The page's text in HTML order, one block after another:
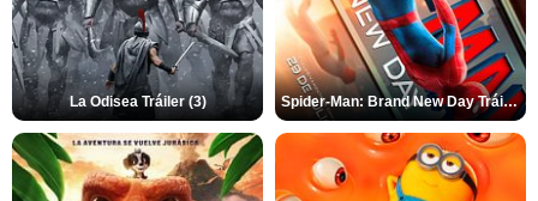
La Odisea Tráiler (3) Spider-Man: Brand New Day Tráiler (3)